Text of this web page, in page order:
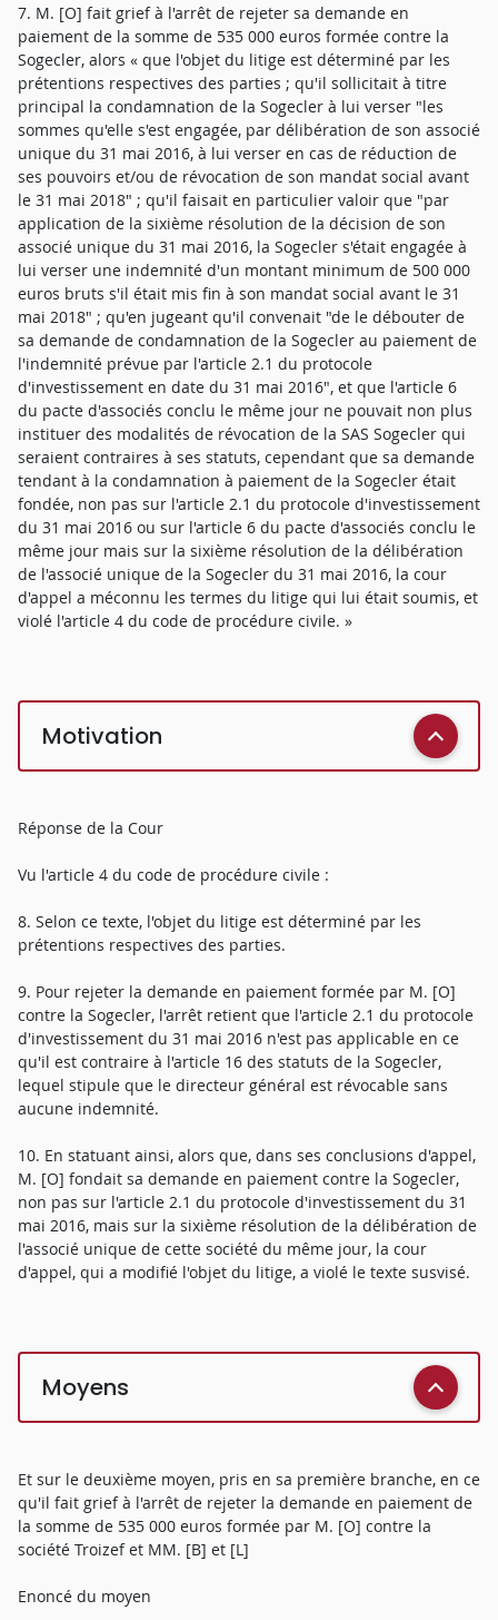
7. M. [O] fait grief à l'arrêt de rejeter sa demande en
paiement de la somme de 535 000 euros formée contre la
Sogecler, alors « que l'objet du litige est déterminé par les
prétentions respectives des parties ; qu'il sollicitait à titre
principal la condamnation de la Sogecler à lui verser "les
sommes qu'elle s'est engagée, par délibération de son associé
unique du 31 mai 2016, à lui verser en cas de réduction de
ses pouvoirs et/ou de révocation de son mandat social avant
le 31 mai 2018" ; qu'il faisait en particulier valoir que "par
application de la sixième résolution de la décision de son
associé unique du 31 mai 2016, la Sogecler s'était engagée à
lui verser une indemnité d'un montant minimum de 500 000
euros bruts s'il était mis fin à son mandat social avant le 31
mai 2018" ; qu'en jugeant qu'il convenait "de le débouter de
sa demande de condamnation de la Sogecler au paiement de
l'indemnité prévue par l'article 2.1 du protocole
d'investissement en date du 31 mai 2016", et que l'article 6
du pacte d'associés conclu le même jour ne pouvait non plus
instituer des modalités de révocation de la SAS Sogecler qui
seraient contraires à ses statuts, cependant que sa demande
tendant à la condamnation à paiement de la Sogecler était
fondée, non pas sur l'article 2.1 du protocole d'investissement
du 31 mai 2016 ou sur l'article 6 du pacte d'associés conclu le
même jour mais sur la sixième résolution de la délibération
de l'associé unique de la Sogecler du 31 mai 2016, la cour
d'appel a méconnu les termes du litige qui lui était soumis, et
violé l'article 4 du code de procédure civile. »
Motivation
Réponse de la Cour
Vu l'article 4 du code de procédure civile :
8. Selon ce texte, l'objet du litige est déterminé par les
prétentions respectives des parties.
9. Pour rejeter la demande en paiement formée par M. [O]
contre la Sogecler, l'arrêt retient que l'article 2.1 du protocole
d'investissement du 31 mai 2016 n'est pas applicable en ce
qu'il est contraire à l'article 16 des statuts de la Sogecler,
lequel stipule que le directeur général est révocable sans
aucune indemnité.
10. En statuant ainsi, alors que, dans ses conclusions d'appel,
M. [O] fondait sa demande en paiement contre la Sogecler,
non pas sur l'article 2.1 du protocole d'investissement du 31
mai 2016, mais sur la sixième résolution de la délibération de
l'associé unique de cette société du même jour, la cour
d'appel, qui a modifié l'objet du litige, a violé le texte susvisé.
Moyens
Et sur le deuxième moyen, pris en sa première branche, en ce
qu'il fait grief à l'arrêt de rejeter la demande en paiement de
la somme de 535 000 euros formée par M. [O] contre la
société Troizef et MM. [B] et [L]
Enoncé du moyen